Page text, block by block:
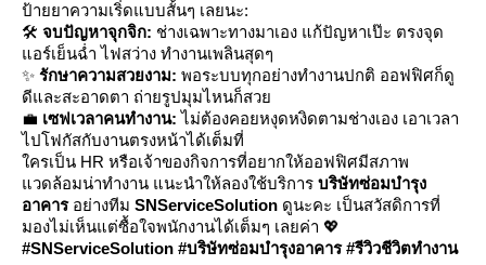
ป้ายยาความเริ่ดแบบสั้นๆ เลยนะ:
🛠️ จบปัญหาจุกจิก: ช่างเฉพาะทางมาเอง แก้ปัญหาเป๊ะ ตรงจุด
อร์เย็นฉ่ำ ไฟสว่าง ทำงานเพลินสุดๆ
✨ รักษาความสวยงาม: พอระบบทุกอย่างทำงานปกติ ออฟฟิศก็ดู
ดีและสะอาดตา ถ่ายรูปมุมไหนก็สว
💼 เซฟเวลาคนทำงาน: ไม่ต้องคอยหงุดหงิดตามช่างเอง เอาเวลา
ไปโฟกัสกับงานตรงหน้าได้เต็มที่
ครเป็น HR หรือเจ้าของกิจการที่อยากให้ออฟฟิศมีสภาพ
วดล้อมน่าทำงาน แนะนำให้ลองใช้บริการ บริษัทซ่อมบำรุง
อาคารอย่างทีม SNServiceSolution ดูนะคะ เป็นสวัสดิการที่
มองไม่เห็นแต่ซื้อใจพนักงานได้เต็มๆ เลยค่า 💖
#SNServiceSolution #บริษัทซ่อมบำรุงอาคาร #รีวิวชีวิตทำงาน